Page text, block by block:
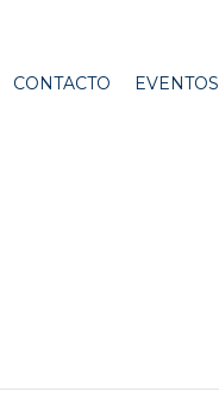
CONTACTO EVENTOS